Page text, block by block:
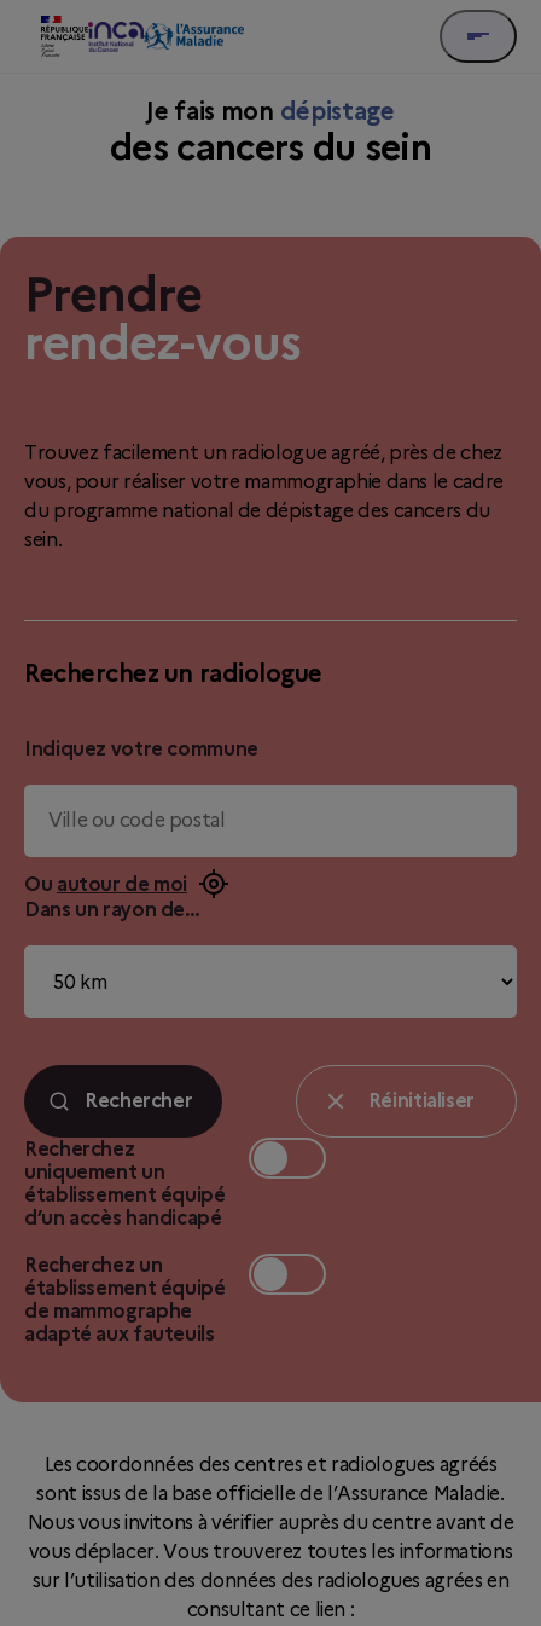
Je fais mon dépistage
des cancers du sein
Prendre
rendez-vous
Trouvez facilement un radiologue agréé, près de chez
vous, pour réaliser votre mammographie dans le cadre
du programme national de dépistage des cancers du
sein.
Recherchez un radiologue
Indiquez votre commune
Ou autour de moi
Dans un rayon de…
Rechercher Réinitialiser
Recherchez
uniquement un
établissement équipé
d’un accès handicapé
Recherchez un
établissement équipé
de mammographe
adapté aux fauteuils
Les coordonnées des centres et radiologues agréés
sont issus de la base officielle de l’Assurance Maladie.
Nous vous invitons à vérifier auprès du centre avant de
vous déplacer. Vous trouverez toutes les informations
sur l’utilisation des données des radiologues agrées en
consultant ce lien :